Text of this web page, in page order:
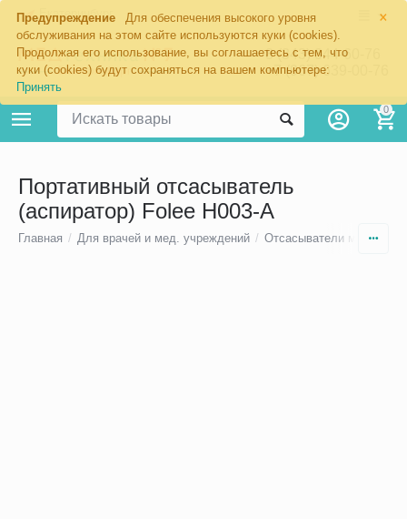
×
Предупреждение
Для обеспечения высокого уровня
обслуживания на этом сайте используются куки (cookies).
Продолжая его использование, вы соглашаетесь с тем, что
куки (cookies) будут сохраняться на вашем компьютере:
Принять
Екатеринбург
8 (343) 344-60-76
+7 (967) 639-00-76
0
Портативный отсасыватель
(аспиратор) Folee H003-A
Главная / Для врачей и мед. учреждений / Отсасыватели